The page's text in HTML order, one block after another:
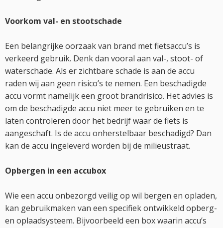
Voorkom val- en stootschade
Een belangrijke oorzaak van brand met fietsaccu’s is
verkeerd gebruik. Denk dan vooral aan val-, stoot- of
waterschade. Als er zichtbare schade is aan de accu
raden wij aan geen risico’s te nemen. Een beschadigde
accu vormt namelijk een groot brandrisico. Het advies is
om de beschadigde accu niet meer te gebruiken en te
laten controleren door het bedrijf waar de fiets is
aangeschaft. Is de accu onherstelbaar beschadigd? Dan
kan de accu ingeleverd worden bij de milieustraat.
Opbergen in een accubox
Wie een accu onbezorgd veilig op wil bergen en opladen,
kan gebruikmaken van een specifiek ontwikkeld opberg-
en oplaadsysteem. Bijvoorbeeld een box waarin accu’s